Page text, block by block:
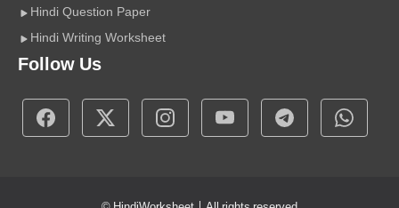
Hindi Question Paper
Hindi Writing Worksheet
Follow Us